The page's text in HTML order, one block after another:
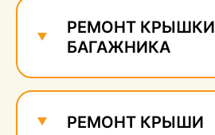
РЕМОНТ КРЫШКИ
БАГАЖНИКА
РЕМОНТ КРЫШИ